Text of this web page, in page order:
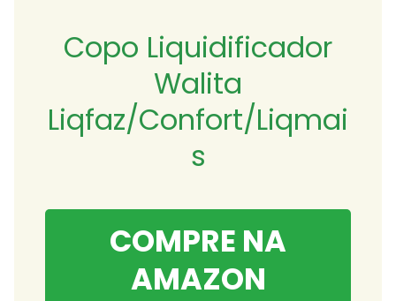
Copo Liquidificador
Walita
Liqfaz/Confort/Liqmai
s
COMPRE NA
AMAZON